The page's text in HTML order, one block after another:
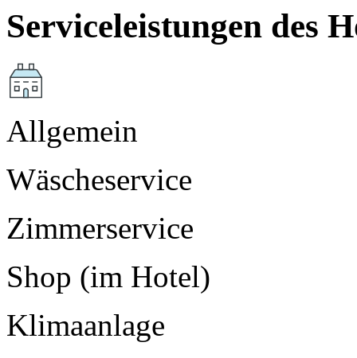
Serviceleistungen des
Allgemein
Wäscheservice
Zimmerservice
Shop (im Hotel)
Klimaanlage